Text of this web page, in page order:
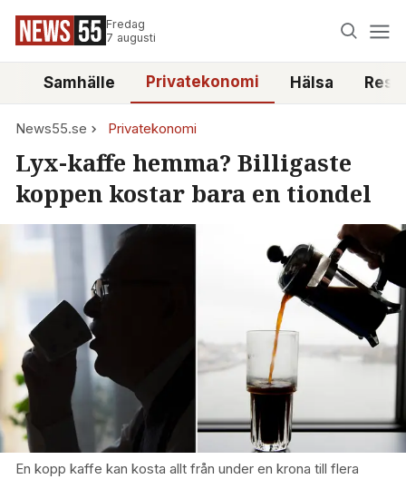
Fredag
7 augusti
Samhälle Privatekonomi Hälsa
News55.se Privatekonomi
Lyx-kaffe hemma? Billigaste
koppen kostar bara en tiondel
En kopp kaffe kan kosta allt från under en krona till flera